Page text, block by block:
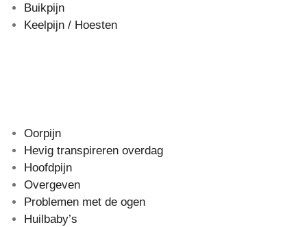
Buikpijn
Keelpijn / Hoesten
Oorpijn
Hevig transpireren overdag
Hoofdpijn
Overgeven
Problemen met de ogen
Huilbaby’s